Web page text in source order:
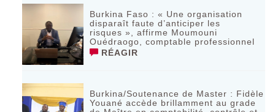
Burkina Faso : « Une organisation
disparaît faute d’anticiper les
risques », affirme Moumouni
Ouédraogo, comptable professionnel
RÉAGIR
Burkina/Soutenance de Master : Fidèle
Youané accède brillamment au grade